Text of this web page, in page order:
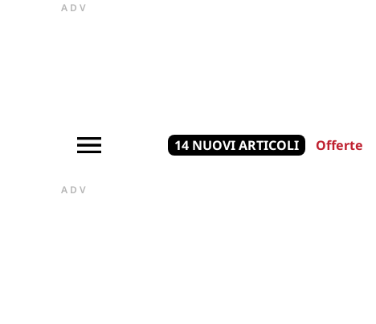
ADV
14 NUOVI ARTICOLI Offerte
ADV